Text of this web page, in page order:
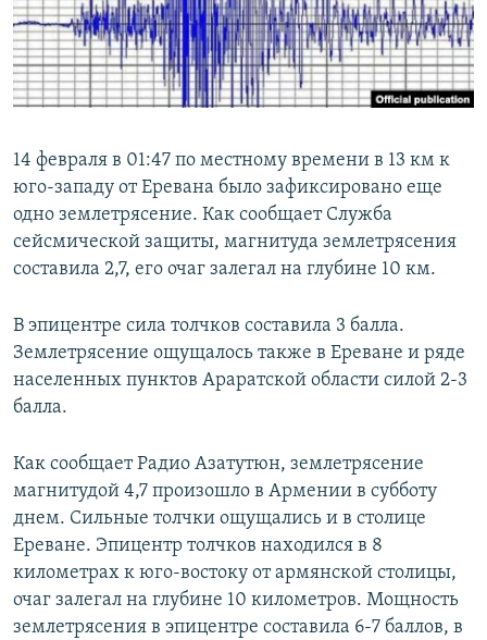
СПОРТ
МИР
БЛОГИ
ГОЛОСА
ЧИТАЕМ ПРЕССУ
АРХИВ РАДИОПРОГРАММЫ
Все сайты РСЕ/РС
14 февраля в 01:47 по местному времени в 13 км к
юго-западу от Еревана было зафиксировано еще
одно землетрясение. Как сообщает Служба
сейсмической защиты, магнитуда землетрясения
составила 2,7, его очаг залегал на глубине 10 км.
В эпицентре сила толчков составила 3 балла.
Землетрясение ощущалось также в Ереване и ряде
населенных пунктов Араратской области силой 2-3
балла.
Как сообщает Радио Азатутюн, землетрясение
магнитудой 4,7 произошло в Армении в субботу
днем. Сильные толчки ощущались и в столице
Ереване. Эпицентр толчков находился в 8
километрах к юго-востоку от армянской столицы,
очаг залегал на глубине 10 километров. Мощность
землетрясения в эпицентре составила 6-7 баллов, в